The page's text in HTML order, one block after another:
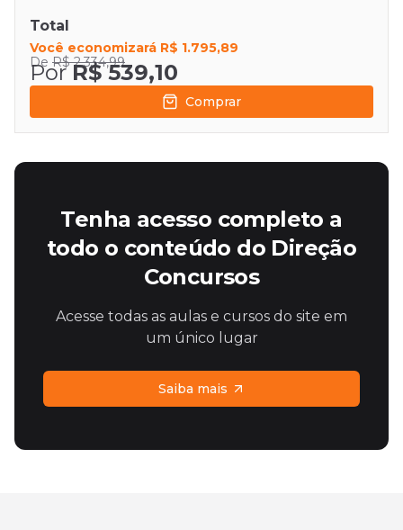
Total
Você economizará R$ 1.795,89
De R$ 2.334,99
Por R$ 539,10
Comprar
Tenha acesso completo a
todo o conteúdo do Direção
Concursos
Acesse todas as aulas e cursos do site em
um único lugar
Saiba mais